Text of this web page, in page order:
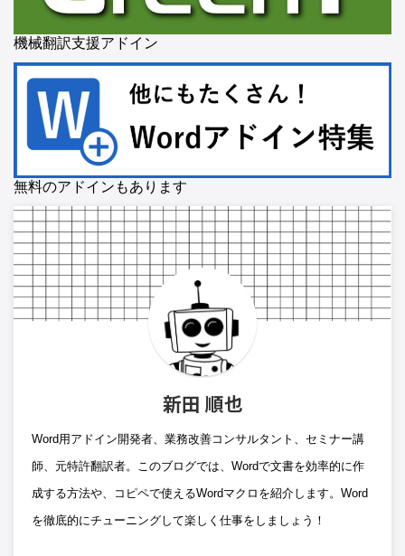
機械翻訳支援アドイン
無料のアドインもあります
新田 順也
Word用アドイン開発者、業務改善コンサルタント、セミナー講
師、元特許翻訳者。このブログでは、Wordで文書を効率的に作
成する方法や、コピペで使えるWordマクロを紹介します。Word
を徹底的にチューニングして楽しく仕事をしましょう！